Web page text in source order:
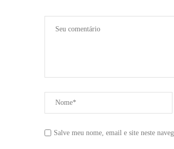
Salve meu nome, email e site neste